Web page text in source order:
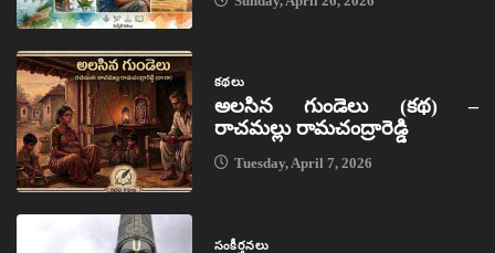
కథలు
అలసిన గుండెలు (కథ) –
రాచమల్లు రామచంద్రారెడ్డి
Tuesday, April 7, 2026
సంకీర్తనలు